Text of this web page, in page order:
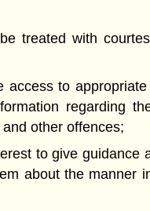
treated with
access to
regarding
other offences;
to give guidance
about the manner